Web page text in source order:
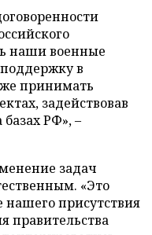
наши военные
в
принимать
задействовав
РФ», –
задач
«Это
присутствия
правительства